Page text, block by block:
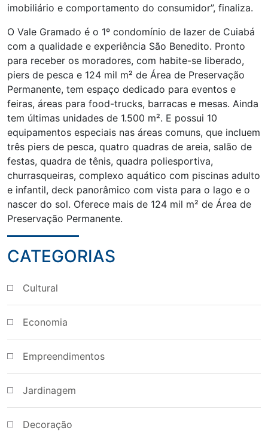
imobiliário e comportamento do consumidor”, finaliza.
O Vale Gramado é o 1º condomínio de lazer de Cuiabá
com a qualidade e experiência São Benedito. Pronto
para receber os moradores, com habite-se liberado,
piers de pesca e 124 mil m² de Área de Preservação
Permanente, tem espaço dedicado para eventos e
feiras, áreas para food-trucks, barracas e mesas. Ainda
tem últimas unidades de 1.500 m². E possui 10
equipamentos especiais nas áreas comuns, que incluem
três piers de pesca, quatro quadras de areia, salão de
festas, quadra de tênis, quadra poliesportiva,
churrasqueiras, complexo aquático com piscinas adulto
e infantil, deck panorâmico com vista para o lago e o
nascer do sol. Oferece mais de 124 mil m² de Área de
Preservação Permanente.
CATEGORIAS
Cultural
Economia
Empreendimentos
Jardinagem
Decoração